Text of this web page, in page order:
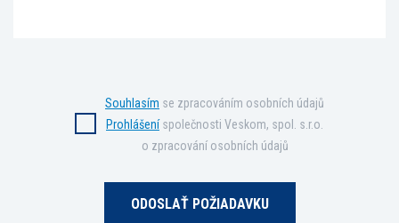
Souhlasím se zpracováním osobních údajů
Prohlášeníspolečnosti Veskom, spol. s.r.o.
o zpracování osobních údajů